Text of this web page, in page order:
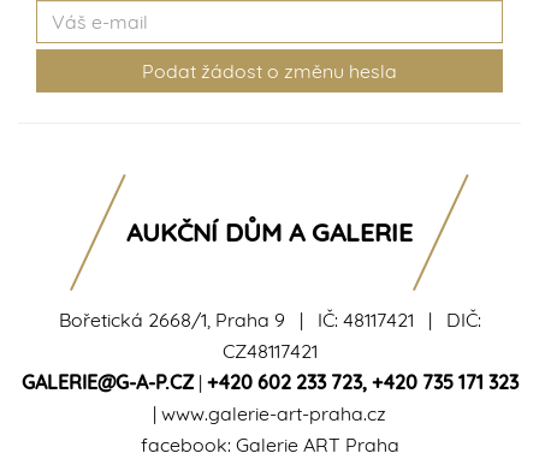
Bořetická 2668/1, Praha 9 | IČ: 48117421 | DIČ:
CZ48117421
GALERIE@G-A-P.CZ| +420 602 233 723, +420 735 171 323
| www.galerie-art-praha.cz
facebook: Galerie ART Praha
AUKČNÍ DŮM A GALERIE